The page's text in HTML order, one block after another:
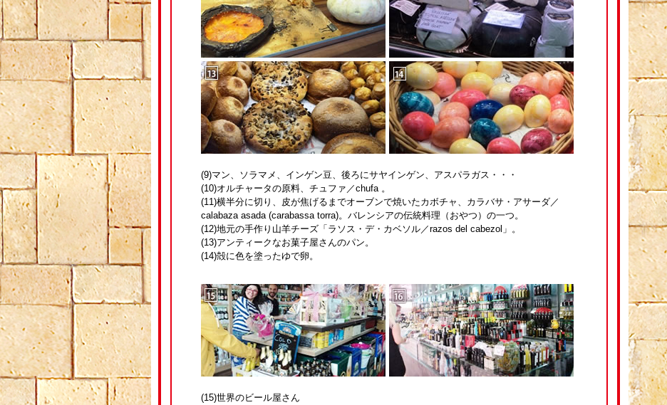
(9)マン、ソラマメ、インゲン豆、後ろにサヤインゲン、アスパラガス・・・
(10)オルチャータの原料、チュファ／chufa 。
(11)横半分に切り、皮が焦げるまでオーブンで焼いたカボチャ、カラバサ・アサーダ／
calabaza asada (carabassa torra)。バレンシアの伝統料理（おやつ）の一つ。
(12)地元の手作り山羊チーズ「ラソス・デ・カベソル／razos del cabezol」。
(13)アンティークなお菓子屋さんのパン。
(14)殻に色を塗ったゆで卵。
(15)世界のビール屋さん